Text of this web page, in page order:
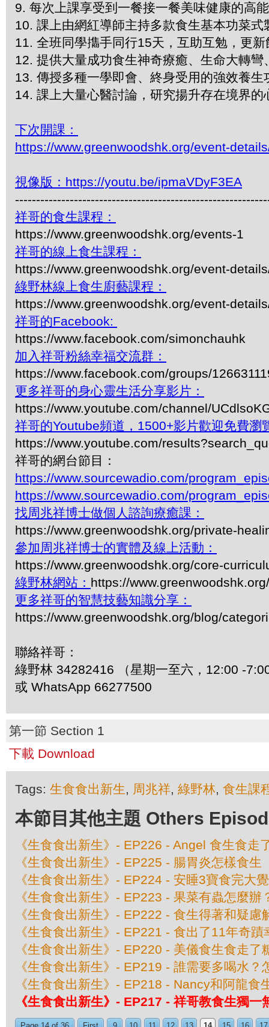
9. 每次上課享受到一餐接一餐美味健康的高
10. 課上由網紅導師主持多款食生基本功菜式
11. 全班同學㩦手同行15天，互助互勉，更
12. 提供大量成功食生神奇療癒、生命大轉
13. 傳授多種一學即會、終身受用的強效養生
14. 課上大量心醫討論，研究揚升存在境界
下次開課：
https://www.greenwoodshk.org/event-
視像版：https://youtu.be/ipmaVDyF3EA
祥哥的食生課程：
https://www.greenwoodshk.org/events-1
祥哥的線上食生課程：
https://www.greenwoodshk.org/event-
綠野林線上食生廚藝課程：
https://www.greenwoodshk.org/event-
祥哥的Facebook:
https://www.facebook.com/simonchauhk
加入祥哥粉絲幸福交流群：
https://www.facebook.com/groups/
更多祥哥的身心靈生活分享影片：
https://www.youtube.com/channel/
祥哥的Youtube頻道，1500+影片歡迎免費瀏
https://www.youtube.com/
祥哥的網台節目：
https://www.sourcewadio.com/
https://www.sourcewadio.com/
找周兆祥博士做個人諮詢療癒課：
https://www.greenwoodshk.org/private-
參加周兆祥博士的實體及線上活動：
https://www.greenwoodshk.org/core-
綠野林網站： https://www.greenwoodshk.org/
更多祥哥的智慧技藝知識分享：
https://www.greenwoodshk.org/blog/
聯絡祥哥：
綠野林 34282416 （星期一至六，12:00 -
或 WhatsApp 66277500
第一節 Section 1
下載 Download
Tags: 生食食出新生, 周兆祥, 綠野林, 食生課
本節目其他主題 Others
《生食食出新生》- EP226 - Angel 食生食走
《生食食出新生》- EP225 - 腸胃炎怎樣食生
《生食食出新生》- EP224 - 安睡3寶食完大
《生食食出新生》- EP223 - 果菜有蟲怎麼辦
《生食食出新生》- EP222 - 食生得著和疑慮
《生食食出新生》- EP221 - 食出了11年奇蹟
《生食食出新生》- EP220 - 美儀食生食走了
《生食食出新生》- EP219 - 誰需要多喝水？
《生食食出新生》- EP218 - Nancy和阿龍食
《生食食出新生》- EP217 - 祥哥教食生獨一